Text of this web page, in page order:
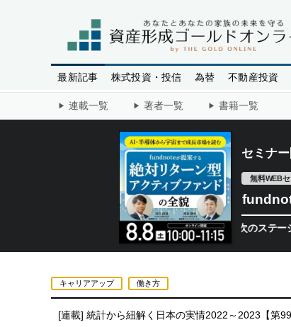
最新記事 株式投資・投信 為替 不動産投資
連載一覧 著者一覧 書籍一覧
セミナ
無料WEB
半導体相場は次のステージへ。今
キャリアアップ 働き方
[連載] 統計から紐解く日本の実情2022～2023【第